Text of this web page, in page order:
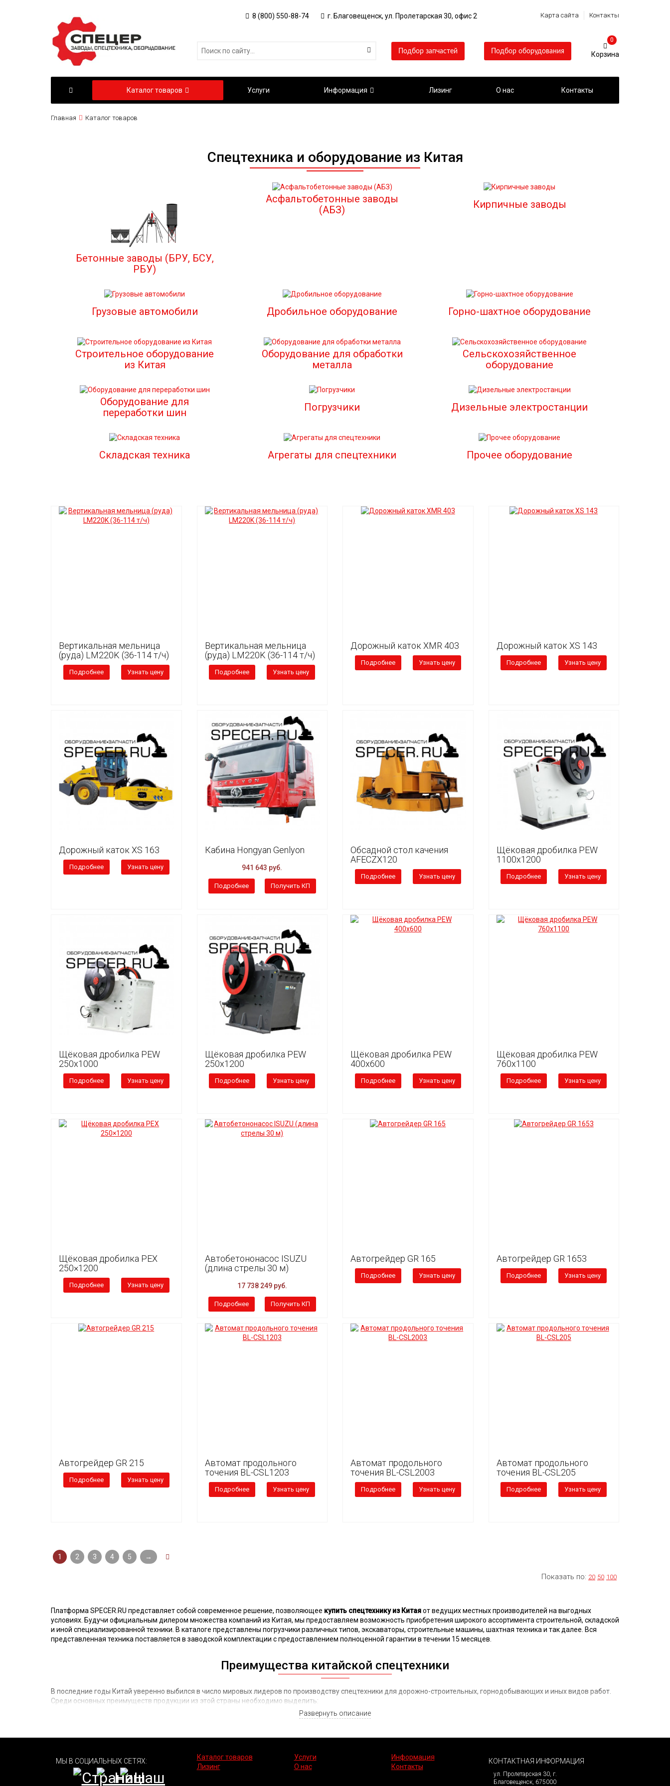
8 (800) 550-88-74 г. Благовещенск, ул. Пролетарская 30, офис 2 Карта сайта Контакты
Подбор запчастей Подбор оборудования
0
Каталог товаров Услуги Информация Лизинг О нас Контакты
Главная Каталог товаров
Спецтехника и оборудование из Китая
Бетонные заводы (БРУ, БСУ,
РБУ)
Асфальтобетонные заводы
(АБЗ)
Кирпичные заводы
Грузовые автомобили Дробильное оборудование Горно-шахтное оборудование
Строительное оборудование
из Китая
Оборудование для обработки
металла
Сельскохозяйственное
оборудование
Оборудование для
переработки шин
Погрузчики Дизельные электростанции
Складская техника Агрегаты для спецтехники Прочее оборудование
Вертикальная мельница
(руда) LM220K (36-114 т/ч)
Подробнее Узнать цену
Вертикальная мельница
(руда) LM220K (36-114 т/ч)
Подробнее Узнать цену
Дорожный каток XMR 403
Подробнее Узнать цену
Дорожный каток XS 143
Подробнее Узнать цену
Дорожный каток XS 163
Подробнее Узнать цену
Кабина Hongyan Genlyon
941 643 руб.
Подробнее Получить КП
Обсадной стол качения
AFECZX120
Подробнее Узнать цену
Щёковая дробилка PEW
1100x1200
Подробнее Узнать цену
Щёковая дробилка PEW
250x1000
Подробнее Узнать цену
Щёковая дробилка PEW
250x1200
Подробнее Узнать цену
Щёковая дробилка PEW
400x600
Подробнее Узнать цену
Щёковая дробилка PEW
760x1100
Подробнее Узнать цену
Щёковая дробилка PEX
250×1200
Подробнее Узнать цену
Автобетононасос ISUZU
(длина стрелы 30 м)
17 738 249 руб.
Подробнее Получить КП
Автогрейдер GR 165
Подробнее Узнать цену
Автогрейдер GR 1653
Подробнее Узнать цену
Автогрейдер GR 215
Подробнее Узнать цену
Автомат продольного
точения BL-CSL1203
Подробнее Узнать цену
Автомат продольного
точения BL-CSL2003
Подробнее Узнать цену
Автомат продольного
точения BL-CSL205
Подробнее Узнать цену
1 2 3 4 5 →
Показать по: 20 50 100
Платформа SPECER.RU представляет собой современное решение, позволяющее купить спецтехнику из Китаяот ведущих местных производителей на выгодных
условиях. Будучи официальным дилером множества компаний из Китая, мы предоставляем возможность приобретения широкого ассортимента строительной, складской
и иной специализированной техники. В каталоге представлены погрузчики различных типов, экскаваторы, строительные машины, шахтная техника и так далее. Вся
представленная техника поставляется в заводской комплектации с предоставлением полноценной гарантии в течении 15 месяцев.
Преимущества китайской спецтехники
В последние годы Китай уверенно выбился в число мировых лидеров по производству спецтехники для дорожно-строительных, горнодобывающих и иных видов работ.
Среди основных преимуществ продукции из этой страны необходимо выделить:
более доступная стоимость в сравнении с японской, европейской и американской техникой;
Спецтехника из Китаястановится все более совершенной в плане качества изготовления, повышается ее надежность. Такие бренды как XCMG, SHANTUI, FOTON,
SINOTRUK и другие, прекрасно известны по всему миру. Данная техника справляется с самыми сложными эксплуатационными условиями, неприхотлива в обслуживании,
имеет значительные интервалы межсервисного обслуживания, снижающие производственные простои.
Развернуть описание
МЫ В СОЦИАЛЬНЫХ СЕТЯХ: Каталог товаров Услуги
Информация
Лизинг
О нас Контакты
КОНТАКТНАЯ ИНФОРМАЦИЯ
ул. Пролетарская 30, г.
Благовещенск, 675000